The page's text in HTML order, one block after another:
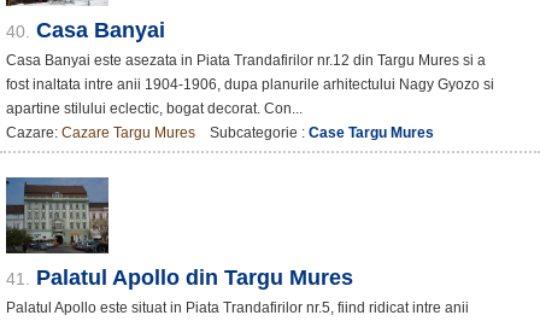
40. Casa Banyai
Casa Banyai este asezata in Piata Trandafirilor nr.12 din Targu Mures si a
fost inaltata intre anii 1904-1906, dupa planurile arhitectului Nagy Gyozo si
apartine stilului eclectic, bogat decorat. Con...
Cazare: Cazare Targu Mures Subcategorie : Case Targu Mures
41. Palatul Apollo din Targu Mures
Palatul Apollo este situat in Piata Trandafirilor nr.5, fiind ridicat intre anii